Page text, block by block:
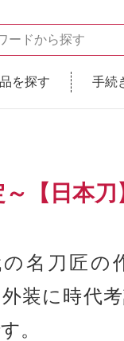
を探す 手続
【日本刀
の名刀匠の
装に時代
。